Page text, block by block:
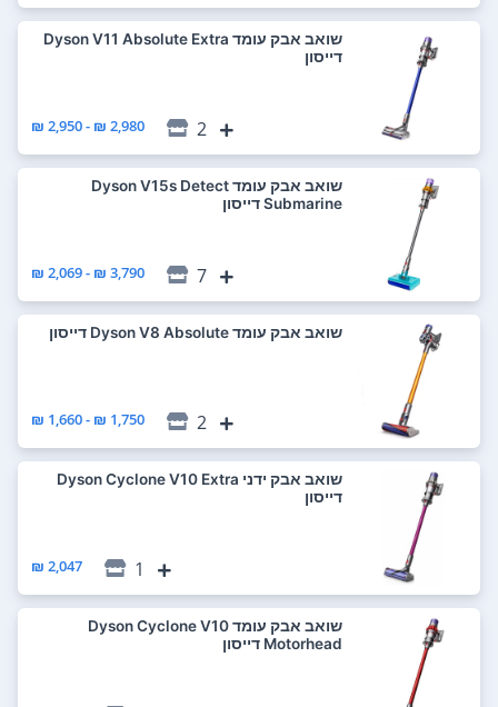
‏שואב אבק עומד Dyson V11 Absolute Extra
דייסון
2
2,980 ₪ - 2,950 ₪
‏שואב אבק עומד Dyson V15s Detect
Submarine דייסון
7
3,790 ₪ - 2,069 ₪
‏שואב אבק עומד Dyson V8 Absolute דייסון
2
1,750 ₪ - 1,660 ₪
‏שואב אבק ידני Dyson Cyclone V10 Extra
דייסון
1
2,047 ₪
‏שואב אבק עומד Dyson Cyclone V10
Motorhead דייסון